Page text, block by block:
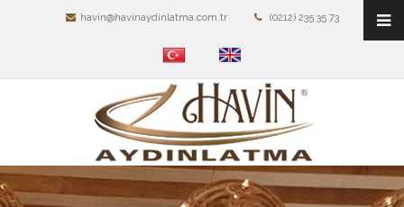
havin@havinaydinlatma.com.tr (0212) 235 35 73